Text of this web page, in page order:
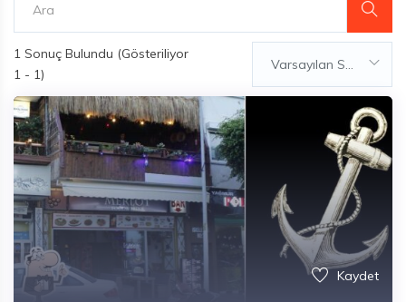
1 Sonuç Bulundu (Gösteriliyor
1 - 1)
Varsayılan Sıralama
Kaydet